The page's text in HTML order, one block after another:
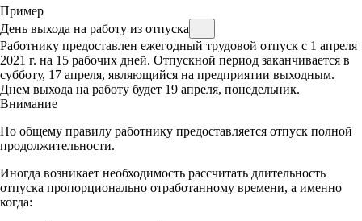
Пример
День выхода на работу из отпуска
Работнику предоставлен ежегодный трудовой отпуск с 1 апреля
2021 г. на 15 рабочих дней. Отпускной период заканчивается в
субботу, 17 апреля, являющийся на предприятии выходным.
Днем выхода на работу будет 19 апреля, понедельник.
Внимание
По общему правилу работнику предоставляется отпуск полной
продолжительности.
Иногда возникает необходимость рассчитать длительность
отпуска пропорционально отработанному времени, а именно
когда: